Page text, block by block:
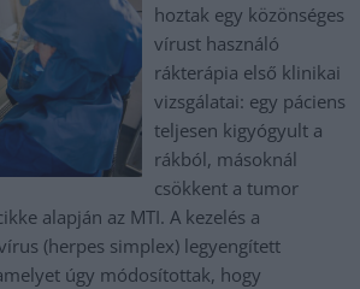
hoztak egy közönséges
vírust használó
rákterápia első klinikai
vizsgálatai: egy páciens
teljesen kigyógyult a
rákból, másoknál
csökkent a tumor
alapján az MTI. A kezelés a
(herpes simplex) legyengített
úgy módosítottak, hogy